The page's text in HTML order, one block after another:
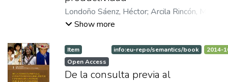
mirada cultural”, publicado en el año 2007
por el Centro Editorial Universidad de
Manizales.
embargo, excluyentes; lo bueno entraña lo
justo, lo justo lo bueno, y entre éstos y los
preceptos religiosos no existe por lo
Londoño Sáenz, Héctor; Arcila Rincón, María
Patricia
Show more
Item
Open Access
info:eu-repo/semantics/book 2014-
De la consulta previa al